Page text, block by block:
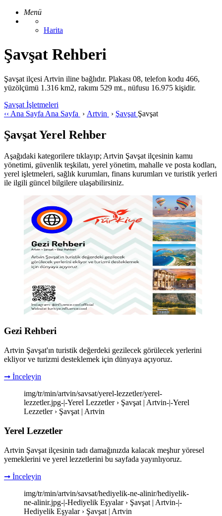
Menü
Harita
Şavşat Rehberi
Şavşat ilçesi Artvin iline bağlıdır. Plakası 08, telefon kodu 466,
yüzölçümü 1.316 km2, rakımı 529 mt., nüfusu 16.975 kişidir.
Şavşat İşletmeleri
‹‹ Ana Sayfa Ana Sayfa › Artvin › Şavşat Şavşat
Şavşat Yerel Rehber
Aşağıdaki kategorilere tıklayıp; Artvin Şavşat ilçesinin kamu
yönetimi, güvenlik teşkilatı, yerel yönetim, mahalle ve posta kodları,
yerel işletmeleri, sağlık kurumları, finans kurumları ve turistik yerleri
ile ilgili güncel bilgilere ulaşabilirsiniz.
Gezi Rehberi
Artvin Şavşat'ın turistik değerdeki gezilecek görülecek yerlerini
ekliyor ve turizmi desteklemek için dünyaya açıyoruz.
➞ İnceleyin
img/tr/min/artvin/savsat/yerel-lezzetler/yerel-
lezzetler.jpg-|-Yerel Lezzetler › Şavşat | Artvin-|-Yerel
Lezzetler › Şavşat | Artvin
Yerel Lezzetler
Artvin Şavşat ilçesinin tadı damağınızda kalacak meşhur yöresel
yemeklerini ve yerel lezzetlerini bu sayfada yayınlıyoruz.
➞ İnceleyin
img/tr/min/artvin/savsat/hediyelik-ne-alinir/hediyelik-
ne-alinir.jpg-|-Hediyelik Eşyalar › Şavşat | Artvin-|-
Hediyelik Eşyalar › Şavşat | Artvin